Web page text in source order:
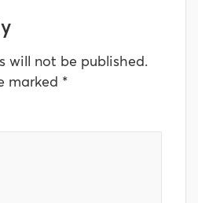
will not be published.
marked *